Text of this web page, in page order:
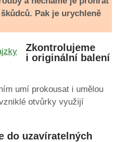
Pak je urychleně
Zkontrolujeme
i originální balení
umí prokousat i umělou
otvůrky využijí
do uzavíratelných